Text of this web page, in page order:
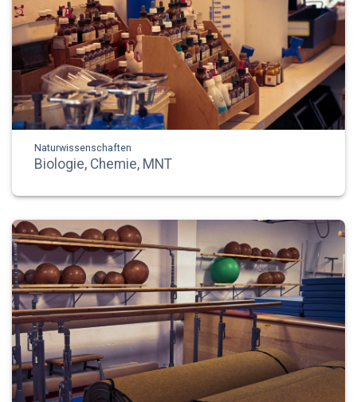
Naturwissenschaften
Biologie, Chemie, MNT